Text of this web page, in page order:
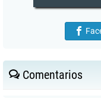
Comentarios